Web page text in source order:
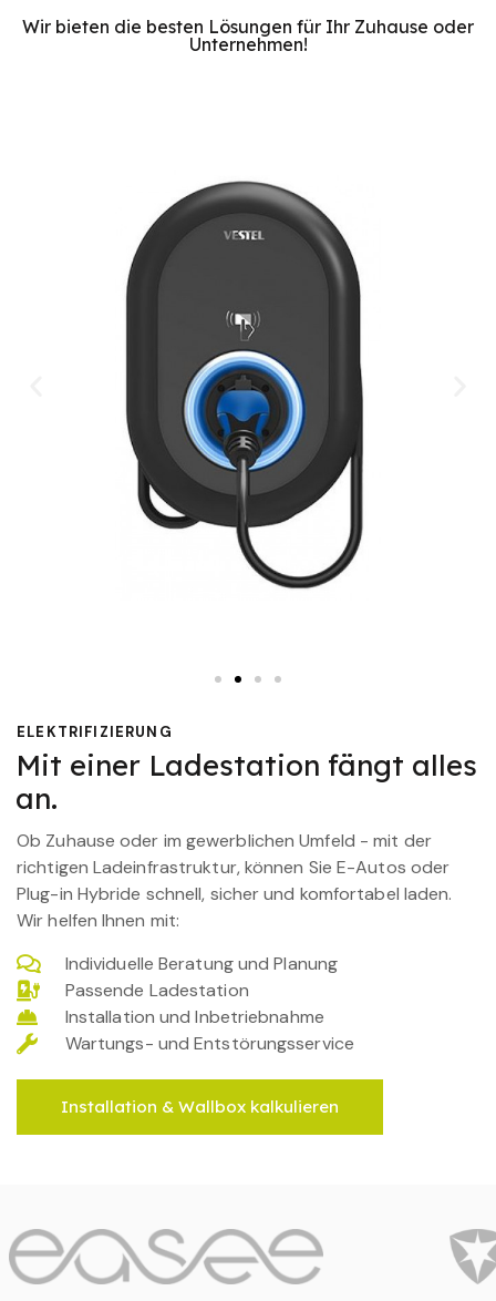
Wir bieten die besten Lösungen für Ihr Zuhause oder
Unternehmen!
ELEKTRIFIZIERUNG
Mit einer Ladestation fängt alles
an.
Ob Zuhause oder im gewerblichen Umfeld - mit der
richtigen Ladeinfrastruktur, können Sie E-Autos oder
Plug-in Hybride schnell, sicher und komfortabel laden.
Wir helfen Ihnen mit:
Individuelle Beratung und Planung
Passende Ladestation
Installation und Inbetriebnahme
Wartungs- und Entstörungsservice
Installation & Wallbox kalkulieren